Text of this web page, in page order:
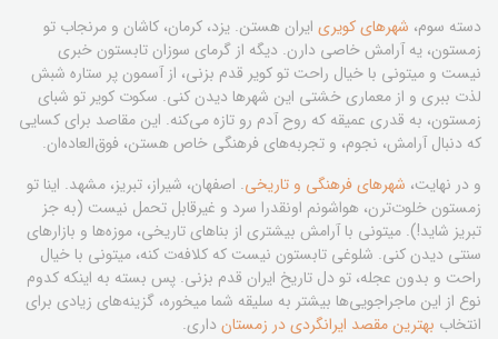
دسته سوم، شهرهای کویری ایران هستن. یزد، کرمان، کاشان و مرنجاب تو
زمستون، یه آرامش خاصی دارن. دیگه از گرمای سوزان تابستون خبری
نیست و میتونی با خیال راحت تو کویر قدم بزنی، از آسمون پر ستاره شبش
لذت ببری و از معماری خشتی این شهرها دیدن کنی. سکوت کویر تو شبای
زمستون، به قدری عمیقه که روح آدم رو تازه می‌کنه. این مقاصد برای کسایی
که دنبال آرامش، نجوم، و تجربه‌های فرهنگی خاص هستن، فوق‌العاده‌ان.
و در نهایت، شهرهای فرهنگی و تاریخی. اصفهان، شیراز، تبریز، مشهد. اینا تو
زمستون خلوت‌ترن، هواشونم اونقدرا سرد و غیرقابل تحمل نیست (به جز
تبریز شاید!). میتونی با آرامش بیشتری از بناهای تاریخی، موزه‌ها و بازارهای
سنتی دیدن کنی. شلوغی تابستون نیست که کلافه‌ت کنه، میتونی با خیال
راحت و بدون عجله، تو دل تاریخ ایران قدم بزنی. پس بسته به اینکه کدوم
نوع از این ماجراجویی‌ها بیشتر به سلیقه شما میخوره، گزینه‌های زیادی برای
انتخاب بهترین مقصد ایرانگردی در زمستان داری.